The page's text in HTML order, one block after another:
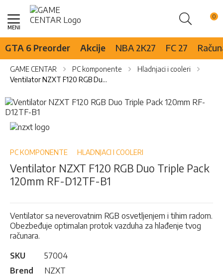
Pretraži
Skip
Content
GTA 6 Preorder Akcije NBA 2K27 FC 27
GAME CENTAR PC komponente
Hladnjaci i cooleri
Ventilator NZXT F120 RGB Duo Triple Pack 120mm RF-D12TF-B1
Skip
to
the
end
the
gallery
Skip
to
beginning
the
images
PC KOMPONENTE HLADNJACI I COOLERI
Ventilator NZXT F120 RGB Duo Triple Pack
120mm RF-D12TF-B1
Ventilator sa neverovatnim RGB osvetljenjem i tihim radom.
Obezbeđuje optimalan protok vazduha za hlađenje tvog
računara.
SKU
57004
Brend
NZXT